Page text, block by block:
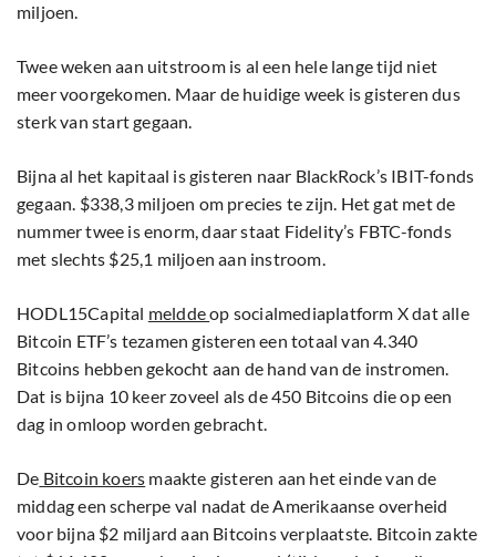
miljoen.
Twee weken aan uitstroom is al een hele lange tijd niet
meer voorgekomen. Maar de huidige week is gisteren dus
sterk van start gegaan.
Bijna al het kapitaal is gisteren naar BlackRock’s IBIT-fonds
gegaan. $338,3 miljoen om precies te zijn. Het gat met de
nummer twee is enorm, daar staat Fidelity’s FBTC-fonds
met slechts $25,1 miljoen aan instroom.
HODL15Capital melddeop socialmediaplatform X dat alle
Bitcoin ETF’s tezamen gisteren een totaal van 4.340
Bitcoins hebben gekocht aan de hand van de instromen.
Dat is bijna 10 keer zoveel als de 450 Bitcoins die op een
dag in omloop worden gebracht.
De Bitcoin koers maakte gisteren aan het einde van de
middag een scherpe val nadat de Amerikaanse overheid
voor bijna $2 miljard aan Bitcoins verplaatste. Bitcoin zakte